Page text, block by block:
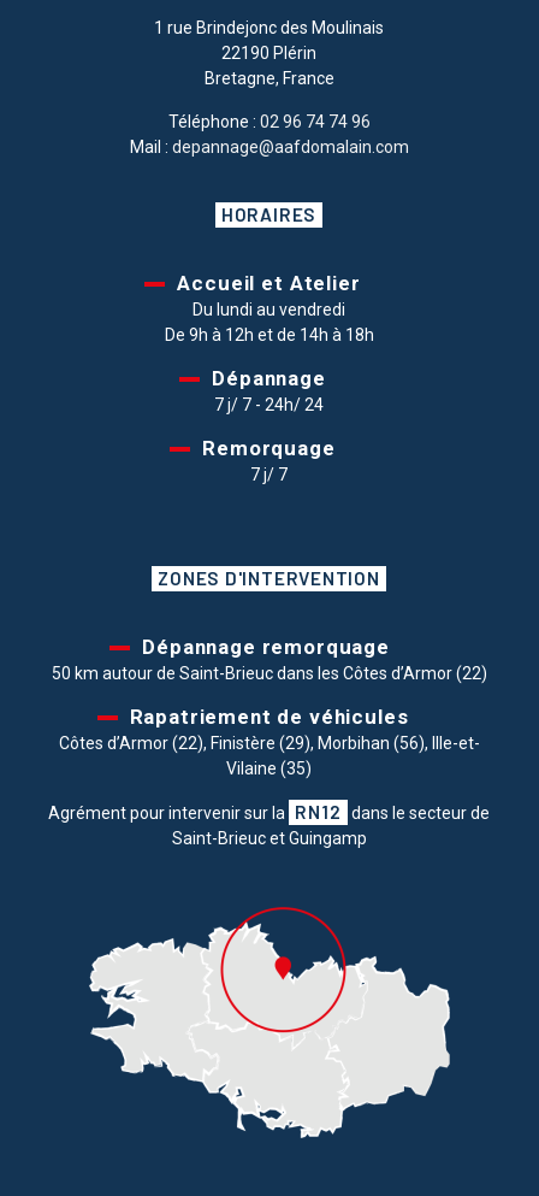
1 rue Brindejonc des Moulinais
22190 Plérin
Bretagne, France
Téléphone : 02 96 74 74 96
Mail : depannage@aafdomalain.com
HORAIRES
Accueil et Atelier
Du lundi au vendredi
De 9h à 12h et de 14h à 18h
Dépannage
7 j/ 7 - 24h/ 24
Remorquage
7 j/ 7
ZONES D'INTERVENTION
Dépannage remorquage
50 km autour de Saint-Brieuc dans les Côtes d’Armor (22)
Rapatriement de véhicules
Côtes d’Armor (22), Finistère (29), Morbihan (56), Ille-et-
Vilaine (35)
Agrément pour intervenir sur la RN12
dans le secteur de
Saint-Brieuc et Guingamp